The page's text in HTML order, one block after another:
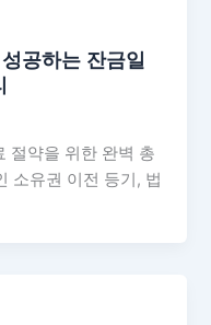
공하는 잔금일
절약을 위한 완벽 총
소유권 이전 등기, 법